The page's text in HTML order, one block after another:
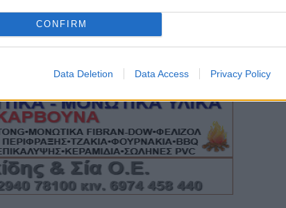
CONFIRM
Data Deletion Data Access Privacy Policy